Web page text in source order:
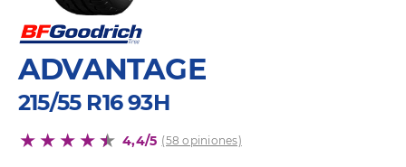
ADVANTAGE
215/55 R16 93H
4,4/5 (58 opiniones)